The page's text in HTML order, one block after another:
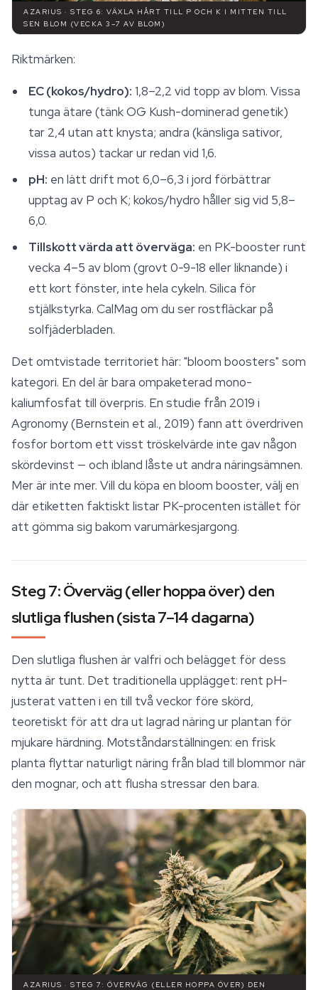
AZARIUS · STEG 6: VÄXLA HÅRT TILL P OCH K I MITTEN TILL
SEN BLOM (VECKA 3–7 AV BLOM)
Riktmärken:
EC (kokos/hydro): 1,8–2,2 vid topp av blom. Vissa
tunga ätare (tänk OG Kush-dominerad genetik)
tar 2,4 utan att knysta; andra (känsliga sativor,
vissa autos) tackar ur redan vid 1,6.
pH: en lätt drift mot 6,0–6,3 i jord förbättrar
upptag av P och K; kokos/hydro håller sig vid 5,8–
6,0.
Tillskott värda att överväga: en PK-booster runt
vecka 4–5 av blom (grovt 0-9-18 eller liknande) i
ett kort fönster, inte hela cykeln. Silica för
stjälkstyrka. CalMag om du ser rostfläckar på
solfjäderbladen.
Det omtvistade territoriet här: "bloom boosters" som
kategori. En del är bara ompaketerad mono-
kaliumfosfat till överpris. En studie från 2019 i
Agronomy(Bernstein et al., 2019) fann att överdriven
fosfor bortom ett visst tröskelvärde inte gav någon
skördevinst — och ibland låste ut andra näringsämnen.
Mer är inte mer. Vill du köpa en bloom booster, välj en
där etiketten faktiskt listar PK-procenten istället för
att gömma sig bakom varumärkesjargong.
Steg 7: Överväg (eller hoppa över) den
slutliga flushen (sista 7–14 dagarna)
Den slutliga flushen är valfri och belägget för dess
nytta är tunt. Det traditionella upplägget: rent pH-
justerat vatten i en till två veckor före skörd,
teoretiskt för att dra ut lagrad näring ur plantan för
mjukare härdning. Motståndarställningen: en frisk
planta flyttar naturligt näring från blad till blommor när
den mognar, och att flusha stressar den bara.
AZARIUS · STEG 7: ÖVERVÄG (ELLER HOPPA ÖVER) DEN